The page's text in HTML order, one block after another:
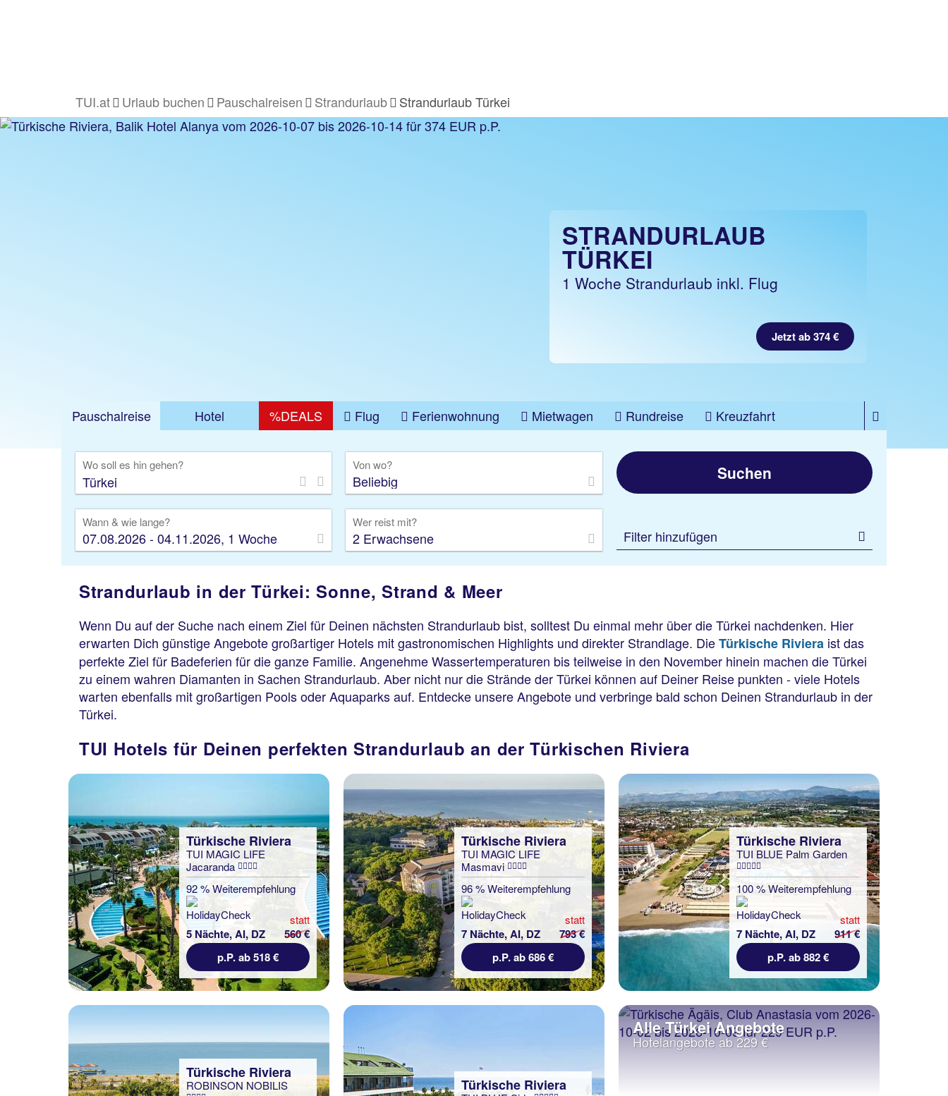
TUI.at Urlaub buchen Pauschalreisen Strandurlaub Strandurlaub Türkei
STRANDURLAUB
TÜRKEI
1 Woche Strandurlaub inkl. Flug
Jetzt ab 374 €
Pauschalreise Hotel %DEALS Flug Ferienwohnung Mietwagen Rundreise
Kreuzfahrt
Wo soll es hin gehen? Von wo?
Beliebig
Wann & wie lange?
07.08.2026 - 04.11.2026, 1 Woche
Wer reist mit?
2 Erwachsene
Suchen
Filter hinzufügen
Strandurlaub in der Türkei: Sonne, Strand & Meer
Wenn Du auf der Suche nach einem Ziel für Deinen nächsten Strandurlaub bist, solltest Du einmal mehr über die Türkei nachdenken. Hier
erwarten Dich günstige Angebote großartiger Hotels mit gastronomischen Highlights und direkter Strandlage. DieTürkische Riviera ist das
perfekte Ziel für Badeferien für die ganze Familie. Angenehme Wassertemperaturen bis teilweise in den November hinein machen die Türkei
zu einem wahren Diamanten in Sachen Strandurlaub. Aber nicht nur die Strände der Türkei können auf Deiner Reise punkten - viele Hotels
warten ebenfalls mit großartigen Pools oder Aquaparks auf. Entdecke unsere Angebote und verbringe bald schon Deinen Strandurlaub in der
Türkei.
TUI Hotels für Deinen perfekten Strandurlaub an der Türkischen Riviera
Türkische Riviera
TUI MAGIC LIFE
Jacaranda
92 % Weiterempfehlung
5 Nächte, AI, DZ
statt
560 €
p.P. ab 518 €
Türkische Riviera
TUI MAGIC LIFE
Masmavi
96 % Weiterempfehlung
7 Nächte, AI, DZ
statt
793 €
p.P. ab 686 €
Türkische Riviera
TUI BLUE Palm Garden
100 % Weiterempfehlung
7 Nächte, AI, DZ
statt
911 €
p.P. ab 882 €
Türkische Riviera
ROBINSON NOBILIS Türkische Riviera
Alle Türkei Angebote
Hotelangebote ab 229 €